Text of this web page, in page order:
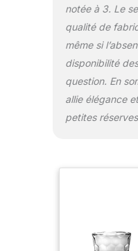
notée à 3. Le
qualité de
même si
disponibilité
question. En
allie élégance
petites